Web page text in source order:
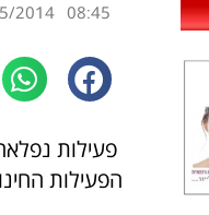
08:45
2014
פעילות
הפעילות